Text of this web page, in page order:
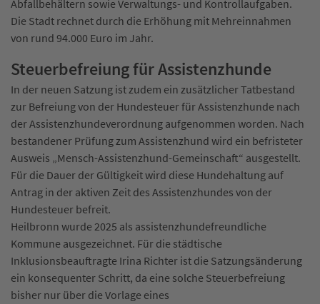
Abfallbehältern sowie Verwaltungs- und Kontrollaufgaben.
Die Stadt rechnet durch die Erhöhung mit Mehreinnahmen
von rund 94.000 Euro im Jahr.
Steuerbefreiung für Assistenzhunde
In der neuen Satzung ist zudem ein zusätzlicher Tatbestand
zur Befreiung von der Hundesteuer für Assistenzhunde nach
der Assistenzhundeverordnung aufgenommen worden. Nach
bestandener Prüfung zum Assistenzhund wird ein befristeter
Ausweis „Mensch-Assistenzhund-Gemeinschaft“ ausgestellt.
Für die Dauer der Gültigkeit wird diese Hundehaltung auf
Antrag in der aktiven Zeit des Assistenzhundes von der
Hundesteuer befreit.
Heilbronn wurde 2025 als assistenzhundefreundliche
Kommune ausgezeichnet. Für die städtische
Inklusionsbeauftragte Irina Richter ist die Satzungsänderung
ein konsequenter Schritt, da eine solche Steuerbefreiung
bisher nur über die Vorlage eines